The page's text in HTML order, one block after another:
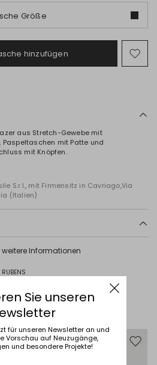
Größe
hinzufügen Auf
die
aus Stretch-Gewebe mit
Paspeltaschen mit Patte und
mit Knöpfen.
S.r.l., mit Firmensitz in Cavriago,Via
(Italien)
°c; schonende chemische reinigung
4% elasthan; futter 64% acetat, 36%
weitere Informationen
Auf die Wunschliste Auf
Sie unseren
für unseren Newsletter an und
Vorschau auf Neuzugänge,
und besondere Projekte!